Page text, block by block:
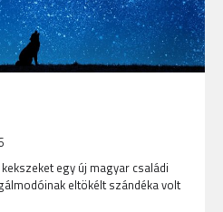
egy új magyar családi
eltökélt szándéka volt